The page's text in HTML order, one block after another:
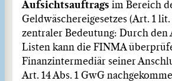
Aufsichtsauftrags im Bereich
Geldwäschereigesetzes (Art. 1
zentraler Bedeutung: Durch den
Listen kann die FINMA
Finanzintermediär seiner
Art. 14 Abs. 1 GwG